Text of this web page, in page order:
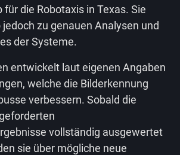
die Robotaxis in Texas. Sie
zu genauen Analysen und
der Systeme.
entwickelt laut eigenen Angaben
welche die Bilderkennung
verbessern. Sobald die
vollständig ausgewertet
sie über mögliche neue